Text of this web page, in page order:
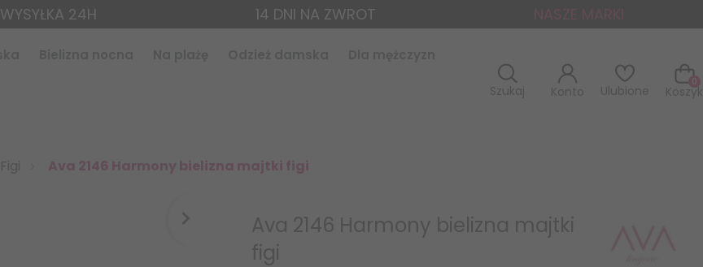
WYSYŁKA 24H 14 DNI NA ZWROT NASZE MARKI
Szukaj Konto Ulubione Koszyk
0
Figi Ava 2146 Harmony bielizna majtki figi
Ava 2146 Harmony bielizna majtki
figi